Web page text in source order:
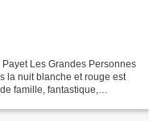
Les Grandes Personnes
la nuit blanche et rouge est
famille, fantastique,